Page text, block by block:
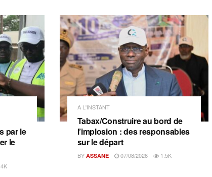
par le
le
A L'INSTANT
Tabax/Construire au bord de
l’implosion : des responsables
sur le départ
BY ASSANE 07/08/2026 1.5K